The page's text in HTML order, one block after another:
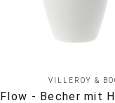
VILLEROY &
Flow - Becher mit